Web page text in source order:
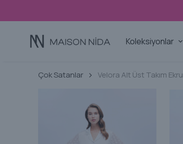
Koleksiyonlar
Çok Satanlar Velora Alt Üst Takım Ekru